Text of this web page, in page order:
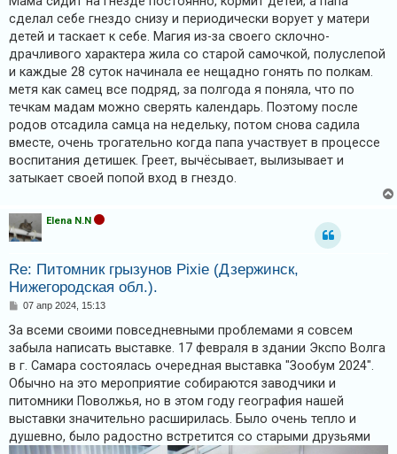
сделал себе гнездо снизу и периодически ворует у матери
детей и таскает к себе. Магия из-за своего склочно-
драчливого характера жила со старой самочкой, полуслепой
и каждые 28 суток начинала ее нещадно гонять по полкам.
метя как самец все подряд, за полгода я поняла, что по
течкам мадам можно сверять календарь. Поэтому после
родов отсадила самца на недельку, потом снова садила
вместе, очень трогательно когда папа участвует в процессе
воспитания детишек. Греет, вычёсывает, вылизывает и
затыкает своей попой вход в гнездо.
Elena N.N
Re: Питомник грызунов Pixie (Дзержинск,
Нижегородская обл.).
С
о
щ
е
н
и
е
07 апр 2024, 15:13
За всеми своими повседневными проблемами я совсем
забыла написать выставке. 17 февраля в здании Экспо Волга
в г. Самара состоялась очередная выставка "Зообум 2024".
Обычно на это мероприятие собираются заводчики и
питомники Поволжья, но в этом году география нашей
выставки значительно расширилась. Было очень тепло и
душевно, было радостно встретится со старыми друзьями